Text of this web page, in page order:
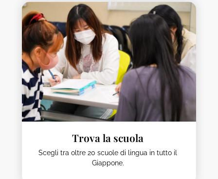
Trova la scuola
Scegli tra oltre 20 scuole di lingua in tutto il
Giappone.